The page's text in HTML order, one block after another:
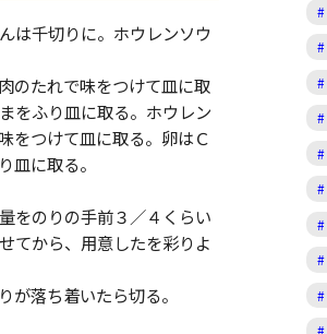
は千切りに。ホウレンソウ
のたれで味をつけて皿に取
をふり皿に取る。ホウレン
をつけて皿に取る。卵はＣ
皿に取る。
をのりの手前３／４くらい
てから、用意したを彩りよ
が落ち着いたら切る。